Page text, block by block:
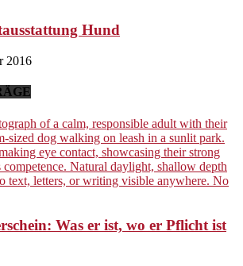
Hund
2016
Was er ist, wo er Pflicht ist